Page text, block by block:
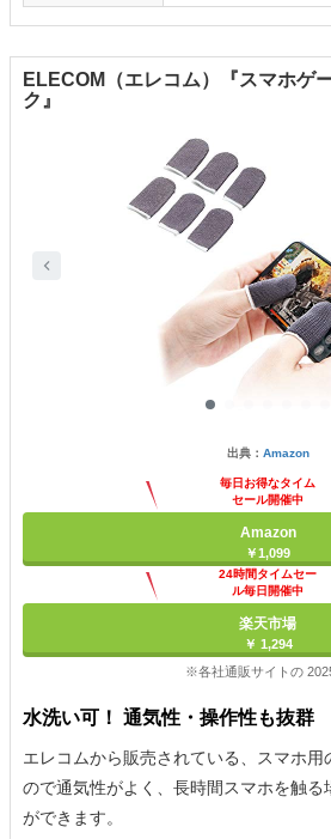
ELECOM（エレコム）『スマホゲ
ク』
出典： Amazon
毎日お得なタイム
セール開催中
Amazon
￥1,099
24時間タイムセー
ル毎日開催中
楽天市場
￥ 1,294
※各社通販サイトの
水洗い可！ 通気性・操作性も抜群
エレコムから販売されている、スマホ用
ので通気性がよく、長時間スマホを触る
ができます。